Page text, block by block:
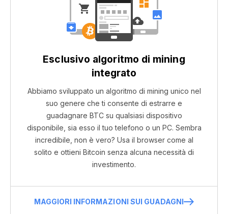
Esclusivo algoritmo di mining
integrato
Abbiamo sviluppato un algoritmo di mining unico nel
suo genere che ti consente di estrarre e
guadagnare BTC su qualsiasi dispositivo
disponibile, sia esso il tuo telefono o un PC. Sembra
incredibile, non è vero? Usa il browser come al
solito e ottieni Bitcoin senza alcuna necessità di
investimento.
MAGGIORI INFORMAZIONI SUI GUADAGNI